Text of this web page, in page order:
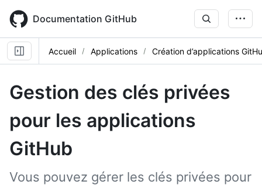
main
content
Documentation GitHub
Accueil Applications Création d’applications
Gestion des clés privées
pour les applications
GitHub
Vous pouvez gérer les clés privées pour